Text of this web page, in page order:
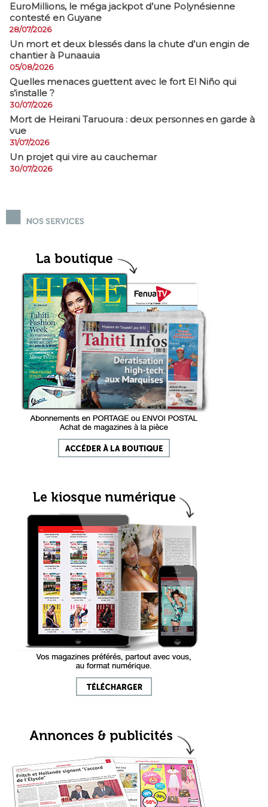
EuroMillions, ​le méga jackpot d’une Polynésienne
contesté en Guyane
28/07/2026
​Un mort et deux blessés dans la chute d’un engin de
chantier à Punaauia
05/08/2026
Quelles menaces guettent avec le fort El Niño qui
s’installe ?
30/07/2026
Mort de Heirani Taruoura : deux personnes en garde à
vue
31/07/2026
Un projet qui vire au cauchemar
30/07/2026